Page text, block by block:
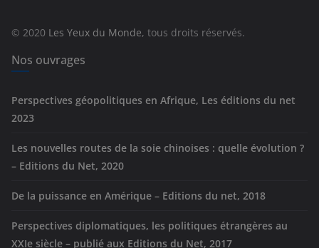
e
© 2020 Les Yeux du Monde, tous droits réservés.
Nos ouvrages
Perspectives géopolitiques en Afrique, Les éditions du net
2023
Les nouvelles routes de la soie chinoises : quelle évolution ?
– Editions du Net, 2020
De la puissance en Amérique – Editions du net, 2018
Perspectives diplomatiques, les politiques étrangères au
XXIe siècle – publié aux Editions du Net, 2017